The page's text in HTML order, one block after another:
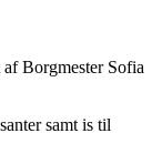
Borgmester Sofia
samt is til